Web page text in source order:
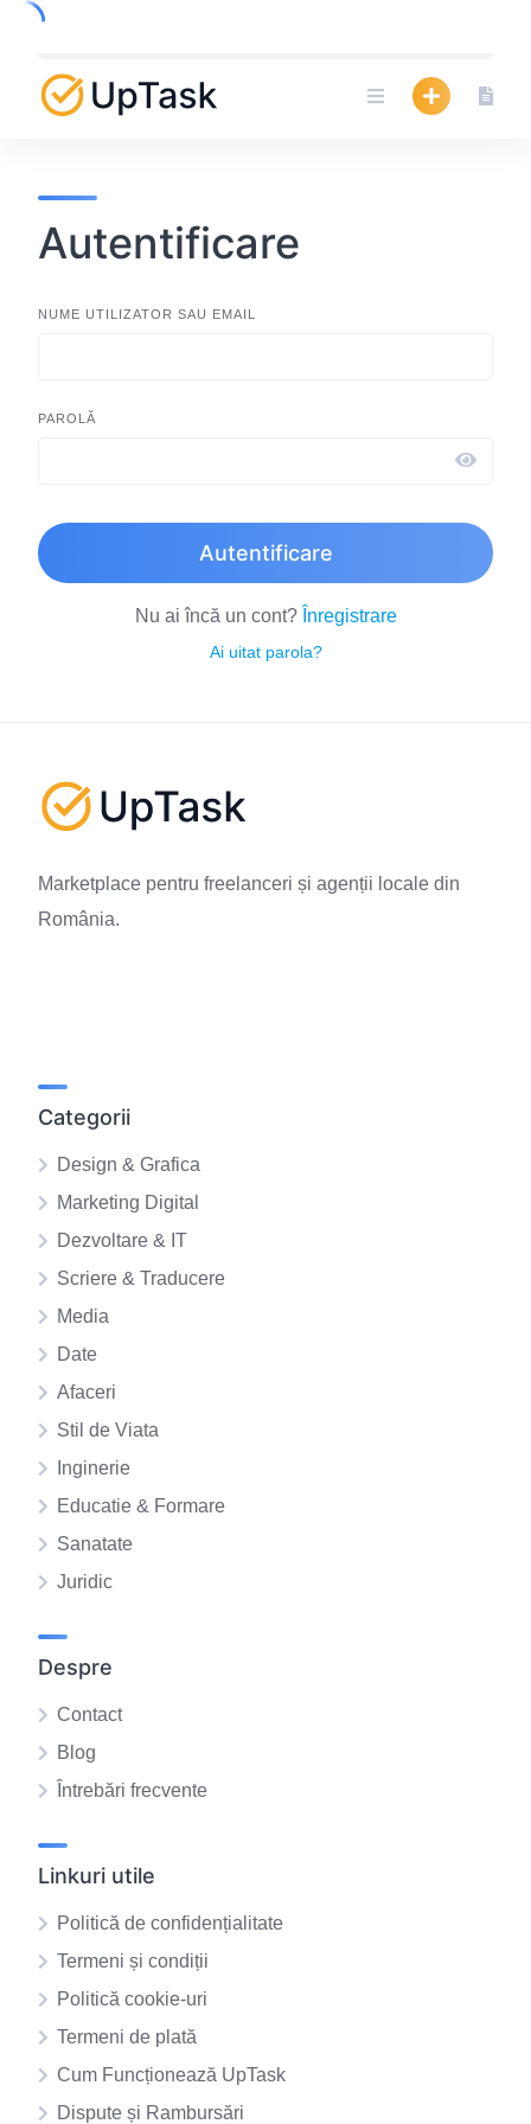
Skip
content
Autentificare
NUME UTILIZATOR SAU EMAIL
PAROLĂ
Autentificare
Nu ai încă un cont? Înregistrare
Ai uitat parola?
Marketplace pentru freelanceri și agenții locale din
România.
Categorii
Design & Grafica
Marketing Digital
Dezvoltare & IT
Scriere & Traducere
Media
Date
Afaceri
Stil de Viata
Inginerie
Educatie & Formare
Sanatate
Juridic
Despre
Contact
Blog
Întrebări frecvente
Linkuri utile
Politică de confidențialitate
Termeni și condiții
Politică cookie-uri
Termeni de plată
Cum Funcționează UpTask
Dispute și Rambursări